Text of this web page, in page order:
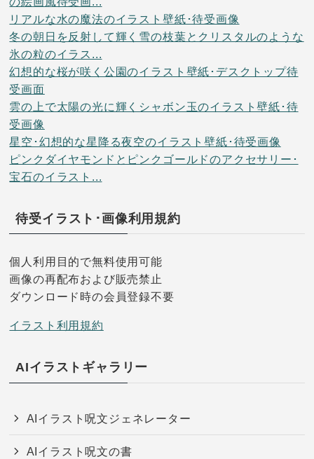
リアルな水の魔法のイラスト壁紙･待受画像
冬の朝日を反射して輝く雪の枝葉とクリスタルのような
氷の粒のイラス...
幻想的な桜が咲く公園のイラスト壁紙･デスクトップ待
受画面
雲の上で太陽の光に輝くシャボン玉のイラスト壁紙･待
受画像
星空･幻想的な星降る夜空のイラスト壁紙･待受画像
ピンクダイヤモンドとピンクゴールドのアクセサリー･
宝石のイラスト...
待受イラスト･画像利用規約
個人利用目的で無料使用可能
画像の再配布および販売禁止
ダウンロード時の会員登録不要
イラスト利用規約
AIイラストギャラリー
AIイラスト呪文ジェネレーター
AIイラスト呪文の書